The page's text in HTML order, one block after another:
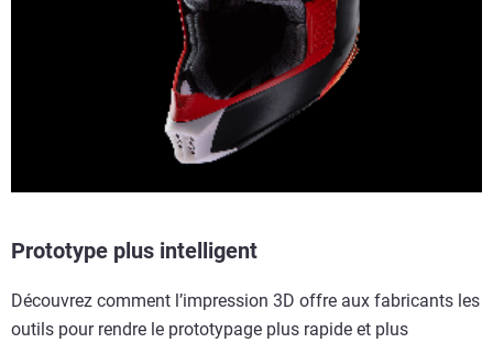
Prototype plus intelligent
Découvrez comment l’impression 3D offre aux fabricants les
outils pour rendre le prototypage plus rapide et plus